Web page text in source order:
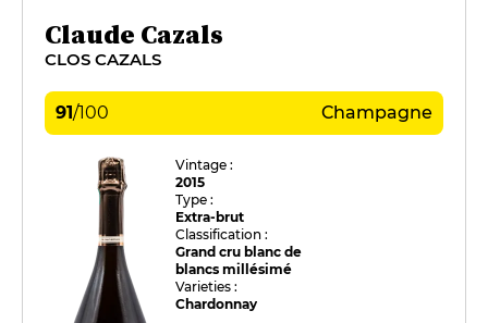
Claude Cazals
CLOS CAZALS
91/100 Champagne
Vintage :
2015
Type :
Extra-brut
Classification :
Grand cru blanc de
blancs millésimé
Varieties :
Chardonnay